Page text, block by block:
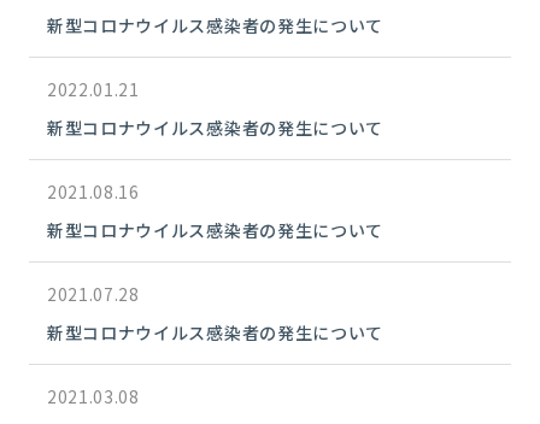
新型コロナウイルス感染者の発生について
2022.01.21
新型コロナウイルス感染者の発生について
2021.08.16
新型コロナウイルス感染者の発生について
2021.07.28
新型コロナウイルス感染者の発生について
2021.03.08